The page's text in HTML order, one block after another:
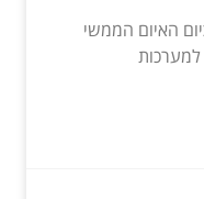
האיום הממשי